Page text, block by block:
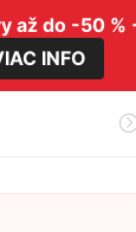
až do -50 %
INFO